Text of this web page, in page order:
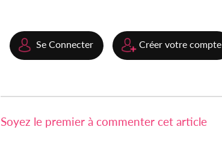
Se Connecter Créer votre compte
Soyez le premier à commenter cet article